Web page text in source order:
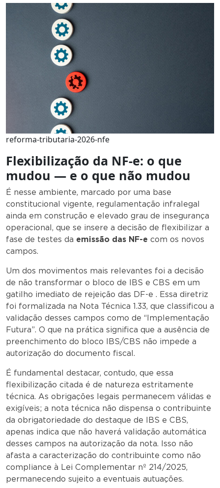
reforma-tributaria-2026-nfe
Flexibilização da NF-e: o que
mudou — e o que não mudou
É nesse ambiente, marcado por uma base
constitucional vigente, regulamentação infralegal
ainda em construção e elevado grau de insegurança
operacional, que se insere a decisão de flexibilizar a
fase de testes da emissão das NF-e com os novos
campos.
Um dos movimentos mais relevantes foi a decisão
de não transformar o bloco de IBS e CBS em um
gatilho imediato de rejeição das DF-e . Essa diretriz
foi formalizada na Nota Técnica 1.33, que classificou a
validação desses campos como de “Implementação
Futura”. O que na prática significa que a ausência de
preenchimento do bloco IBS/CBS não impede a
autorização do documento fiscal.
É fundamental destacar, contudo, que essa
flexibilização citada é de natureza estritamente
técnica. As obrigações legais permanecem válidas e
exigíveis; a nota técnica não dispensa o contribuinte
da obrigatoriedade do destaque de IBS e CBS,
apenas indica que não haverá validação automática
desses campos na autorização da nota. Isso não
afasta a caracterização do contribuinte como não
compliance à Lei Complementar nº 214/2025,
permanecendo sujeito a eventuais autuações.